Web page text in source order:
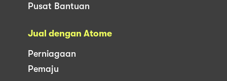
Pusat Bantuan
Jual dengan Atome
Perniagaan
Pemaju